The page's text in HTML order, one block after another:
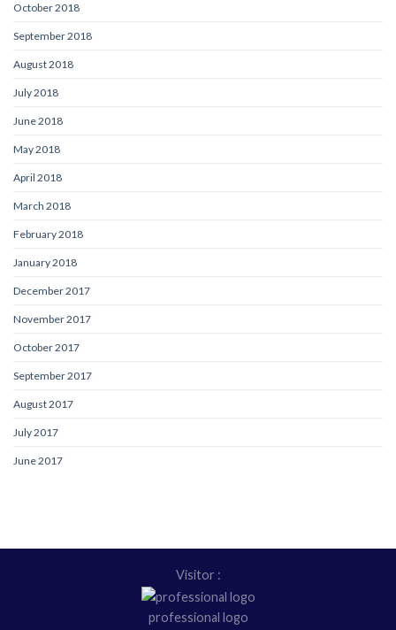
October 2018
September 2018
August 2018
July 2018
June 2018
May 2018
April 2018
March 2018
February 2018
January 2018
December 2017
November 2017
October 2017
September 2017
August 2017
July 2017
June 2017
Visitor :
professional logo